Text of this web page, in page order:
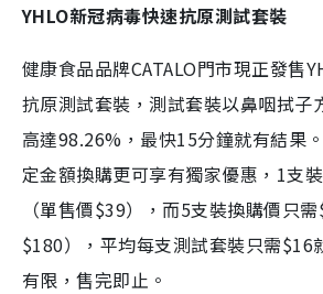
YHLO新冠病毒快速抗原測試套裝
健康食品品牌CATALO門市現正發售
抗原測試套裝，測試套裝以鼻咽拭子
高達98.26%，最快15分鐘就有結果
定金額換購更可享有獨家優惠，1支
（單售價$39），而5支裝換購價只
$180），平均每支測試套裝只需$16
有限，售完即止。